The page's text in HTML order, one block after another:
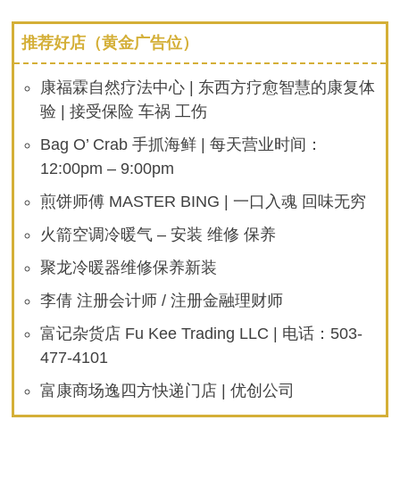
推荐好店（黄金广告位）
康福霖自然疗法中心 | 东西方疗愈智慧的康复体
验 | 接受保险 车祸 工伤
Bag O’ Crab 手抓海鲜 | 每天营业时间：
12:00pm – 9:00pm
煎饼师傅 MASTER BING | 一口入魂 回味无穷
火箭空调冷暖气 – 安装 维修 保养
聚龙冷暖器维修保养新装
李倩 注册会计师 / 注册金融理财师
富记杂货店 Fu Kee Trading LLC | 电话：503-
477-4101
富康商场逸四方快递门店 | 优创公司